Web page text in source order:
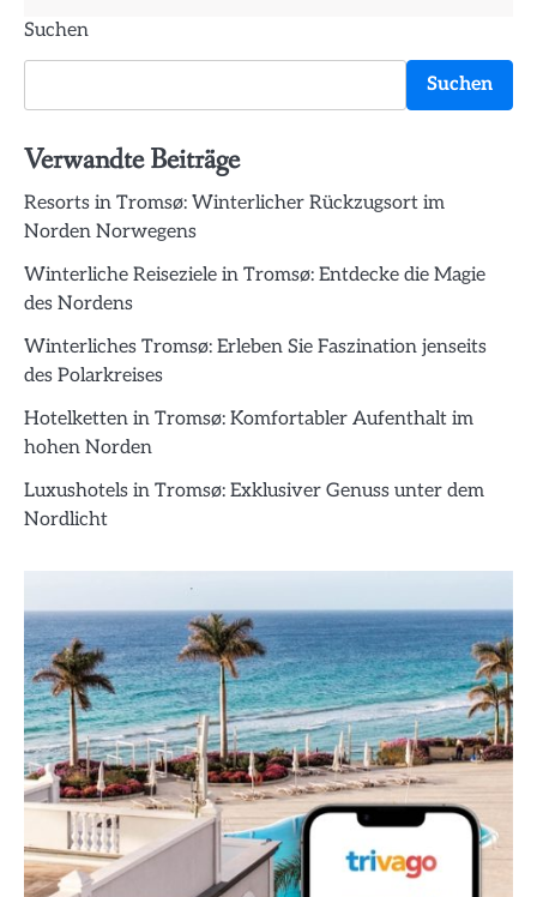
Suchen
Suchen
Verwandte Beiträge
Resorts in Tromsø: Winterlicher Rückzugsort im
Norden Norwegens
Winterliche Reiseziele in Tromsø: Entdecke die Magie
des Nordens
Winterliches Tromsø: Erleben Sie Faszination jenseits
des Polarkreises
Hotelketten in Tromsø: Komfortabler Aufenthalt im
hohen Norden
Luxushotels in Tromsø: Exklusiver Genuss unter dem
Nordlicht